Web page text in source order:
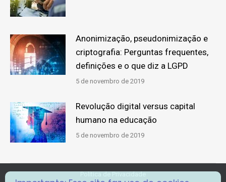
Anonimização, pseudonimização e
criptografia: Perguntas frequentes,
definições e o que diz a LGPD
5 de novembro de 2019
Revolução digital versus capital
humano na educação
5 de novembro de 2019